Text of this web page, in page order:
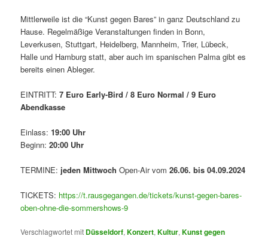
Mittlerweile ist die “Kunst gegen Bares” in ganz Deutschland zu
Hause. Regelmäßige Veranstaltungen finden in Bonn,
Leverkusen, Stuttgart, Heidelberg, Mannheim, Trier, Lübeck,
Halle und Hamburg statt, aber auch im spanischen Palma gibt es
bereits einen Ableger.
EINTRITT:7 Euro Early-Bird / 8 Euro Normal / 9 Euro
Abendkasse
Einlass:19:00 Uhr
Beginn:20:00 Uhr
TERMINE: jeden Mittwoch Open-Air vom26.06. bis 04.09.2024
TICKETS: https://t.rausgegangen.de/tickets/kunst-gegen-bares-
oben-ohne-die-sommershows-9
Verschlagwortet mit Düsseldorf,Konzert,Kultur,Kunst gegen